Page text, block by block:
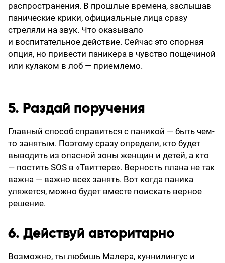
распространения. В прошлые времена, заслышав
панические крики, официальные лица сразу
стреляли на звук. Что оказывало
и воспитательное действие. Сейчас это спорная
опция, но привести паникера в чувство пощечиной
или кулаком в лоб — приемлемо.
5. Раздай поручения
Главный способ справиться с паникой — быть чем-
то занятым. Поэтому сразу определи, кто будет
выводить из опасной зоны женщин и детей, а кто
— постить SOS в «Твиттере». Верность плана не так
важна — важно всех занять. Вот когда паника
уляжется, можно будет вместе поискать верное
решение.
6. Действуй авторитарно
Возможно, ты любишь Малера, куннилингус и